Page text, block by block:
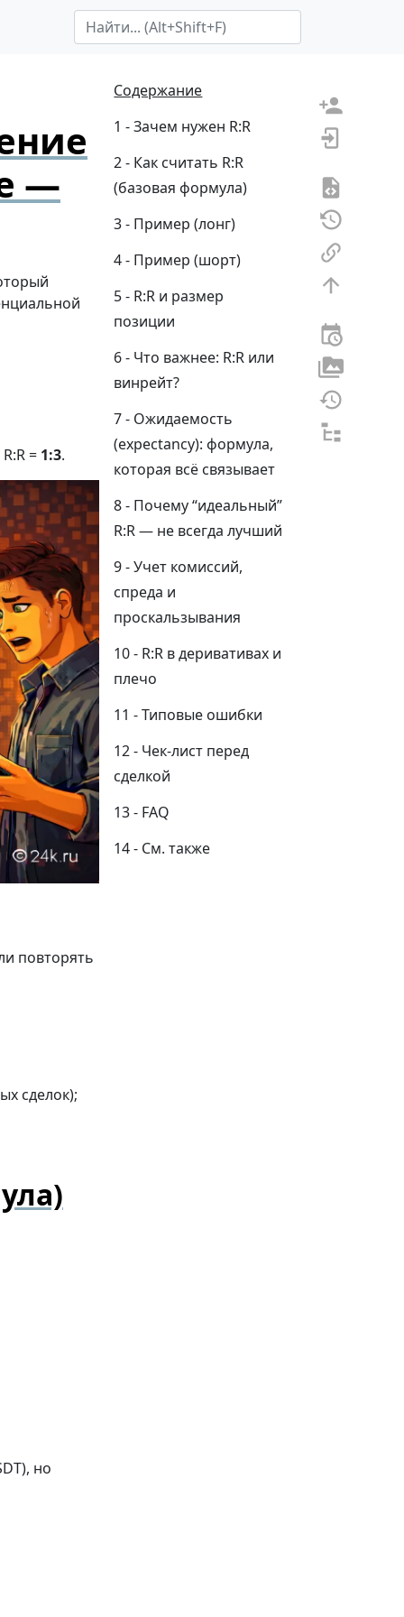
Search Term
—
Содержание
Зачем нужен R:R
Как считать R:R
(базовая формула)
Пример (лонг)
Пример (шорт)
R:R и размер
позиции
Что важнее: R:R или
винрейт?
Ожидаемость
(expectancy): формула,
которая всё связывает
Почему “идеальный”
R:R — не всегда лучший
Учет комиссий,
спреда и
проскальзывания
R:R в деривативах и
плечо
Типовые ошибки
Чек-лист перед
сделкой
FAQ
См. также
= 1:3.
повторять
сделок);
но